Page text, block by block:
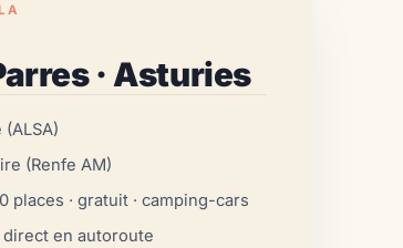
· Asturies
(Renfe AM)
places · gratuit · camping-cars
direct en autoroute